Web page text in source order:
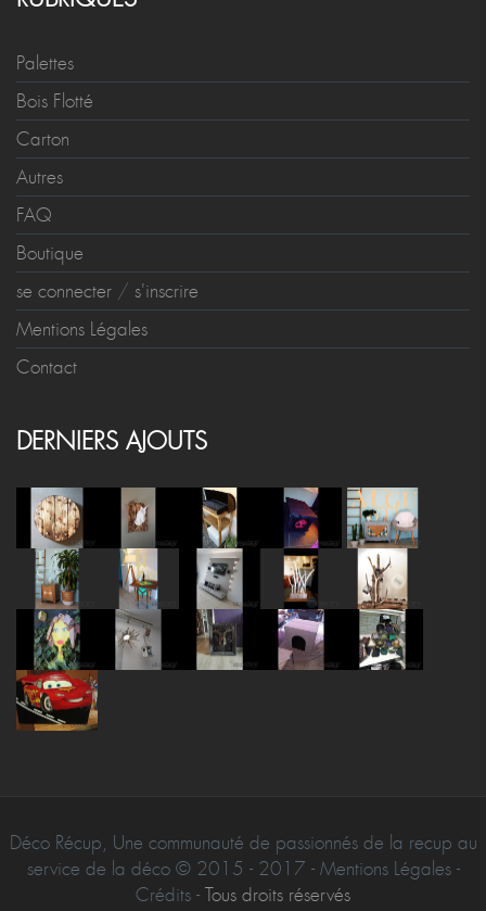
Palettes
Bois Flotté
Carton
Autres
FAQ
Boutique
se connecter / s'inscrire
Mentions Légales
Contact
DERNIERS AJOUTS
Déco Récup, Une communauté de passionnés de la recup au
service de la déco © 2015 - 2017 - Mentions Légales -
Crédits - Tous droits réservés